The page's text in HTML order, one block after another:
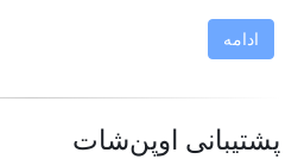
ادامه
پشتیبانی اوپن‌شات